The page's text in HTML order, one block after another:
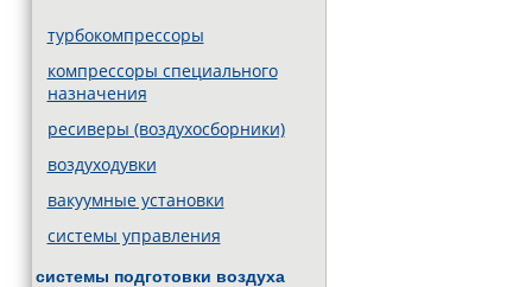
турбокомпрессоры
компрессоры специального
назначения
ресиверы (воздухосборники)
воздуходувки
вакуумные установки
системы управления
системы подготовки воздуха